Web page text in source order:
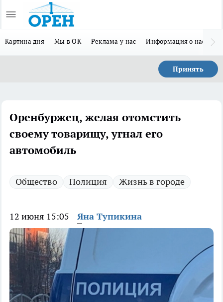
Картина дня Мы в ОК Реклама у нас Информация о нас
Принять
Оренбуржец, желая отомстить
своему товарищу, угнал его
автомобиль
Общество Полиция Жизнь в городе
12 июня 15:05 Яна Тупикина